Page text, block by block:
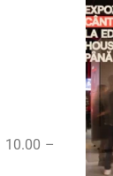
10.00 –